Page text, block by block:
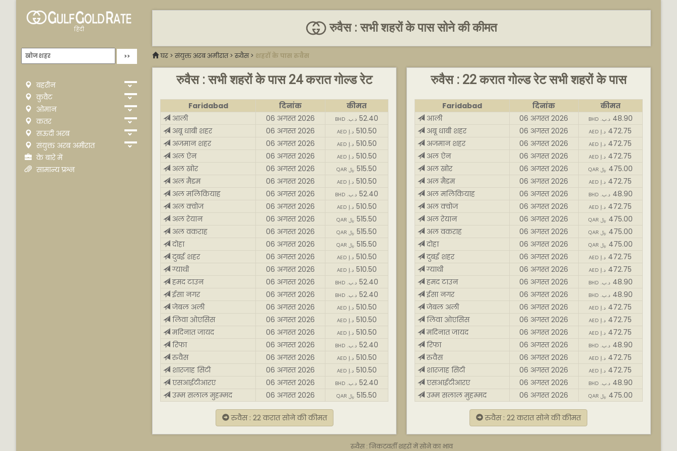
हिंदी
बहरीन
कुवैट
ओमान
कतर
सऊदी अरब
संयुक्त अरब अमीरात
के बारे में
सामान्य प्रश्न
रुवैस : सभी शहरों के पास सोने की कीमत
घर >संयुक्त अरब अमीरात>रुवैस> शहरों के पास रुवैस
रुवैस : सभी शहरों के पास 24 करात गोल्ड रेट
Faridabad दिनांक
कीमत
आली
06 अगस्त 2026 BHD .د.ب 52.40
अबू धाबी शहर
06 अगस्त 2026 AED د.إ 510.50
अजमान शहर
06 अगस्त 2026 AED د.إ 510.50
अल ऐन
06 अगस्त 2026 AED د.إ 510.50
अल खोर
06 अगस्त 2026 QAR ﷼ 515.50
अल मैडम
06 अगस्त 2026 AED د.إ 510.50
अल मलिकियाह
06 अगस्त 2026 BHD .د.ب 52.40
अल क्वोज
06 अगस्त 2026 AED د.إ 510.50
अल रेयान
06 अगस्त 2026 QAR ﷼ 515.50
अल वकराह
06 अगस्त 2026 QAR ﷼ 515.50
दोहा
06 अगस्त 2026 QAR ﷼ 515.50
दुबई शहर
06 अगस्त 2026 AED د.إ 510.50
ग्याथी
06 अगस्त 2026 AED د.إ 510.50
हमद टाउन
06 अगस्त 2026 BHD .د.ب 52.40
ईसा नगर
06 अगस्त 2026 BHD .د.ب 52.40
जेबल अली
06 अगस्त 2026 AED د.إ 510.50
लिवा ओएसिस
06 अगस्त 2026 AED د.إ 510.50
मदिनात जायद
06 अगस्त 2026 AED د.إ 510.50
रिफा
06 अगस्त 2026 BHD .د.ب 52.40
रुवैस
06 अगस्त 2026 AED د.إ 510.50
शारजाह सिटी
06 अगस्त 2026 AED د.إ 510.50
एसआईटीआरए
06 अगस्त 2026 BHD .د.ب 52.40
उम्म सलाल मुहम्मद
06 अगस्त 2026 QAR ﷼ 515.50
रुवैस : 22 करात सोने की कीमत
रुवैस : 22 करात गोल्ड रेट सभी शहरों के पास
Faridabad दिनांक
कीमत
आली
06 अगस्त 2026 BHD .د.ب 48.90
अबू धाबी शहर
06 अगस्त 2026 AED د.إ 472.75
अजमान शहर
06 अगस्त 2026 AED د.إ 472.75
अल ऐन
06 अगस्त 2026 AED د.إ 472.75
अल खोर
06 अगस्त 2026 QAR ﷼ 475.00
अल मैडम
06 अगस्त 2026 AED د.إ 472.75
अल मलिकियाह
06 अगस्त 2026 BHD .د.ب 48.90
अल क्वोज
06 अगस्त 2026 AED د.إ 472.75
अल रेयान
06 अगस्त 2026 QAR ﷼ 475.00
अल वकराह
06 अगस्त 2026 QAR ﷼ 475.00
दोहा
06 अगस्त 2026 QAR ﷼ 475.00
दुबई शहर
06 अगस्त 2026 AED د.إ 472.75
ग्याथी
06 अगस्त 2026 AED د.إ 472.75
हमद टाउन
06 अगस्त 2026 BHD .د.ب 48.90
ईसा नगर
06 अगस्त 2026 BHD .د.ب 48.90
जेबल अली
06 अगस्त 2026 AED د.إ 472.75
लिवा ओएसिस
06 अगस्त 2026 AED د.إ 472.75
मदिनात जायद
06 अगस्त 2026 AED د.إ 472.75
रिफा
06 अगस्त 2026 BHD .د.ب 48.90
रुवैस
06 अगस्त 2026 AED د.إ 472.75
शारजाह सिटी
06 अगस्त 2026 AED د.إ 472.75
एसआईटीआरए
06 अगस्त 2026 BHD .د.ب 48.90
उम्म सलाल मुहम्मद
06 अगस्त 2026 QAR ﷼ 475.00
रुवैस : 22 करात सोने की कीमत
रुवैस : निकटवर्ती शहरों में सोने का भाव